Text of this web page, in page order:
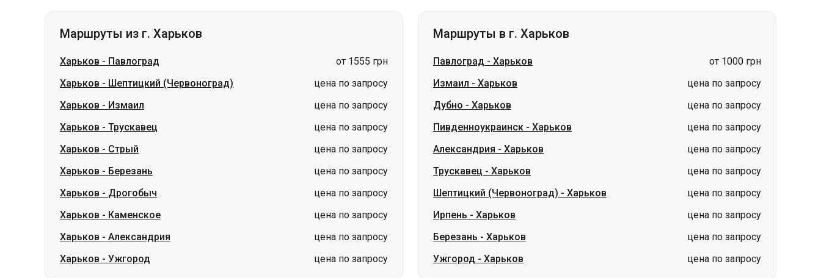
Маршруты из г. Харьков
Харьков - Павлоград
от 1555 грн
Харьков - Шептицкий (Червоноград)
цена по запросу
Харьков - Измаил
цена по запросу
Харьков - Трускавец
цена по запросу
Харьков - Стрый
цена по запросу
Харьков - Березань
цена по запросу
Харьков - Дрогобыч
цена по запросу
Харьков - Каменское
цена по запросу
Харьков - Александрия
цена по запросу
Харьков - Ужгород цена по запросу
Маршруты в г. Харьков
Павлоград - Харьков
от 1000 грн
Измаил - Харьков
цена по запросу
Дубно - Харьков
цена по запросу
Пивденноукраинск - Харьков
цена по запросу
Александрия - Харьков
цена по запросу
Трускавец - Харьков
цена по запросу
Шептицкий (Червоноград) - Харьков
цена по запросу
Ирпень - Харьков
цена по запросу
Березань - Харьков
цена по запросу
Ужгород - Харьков цена по запросу